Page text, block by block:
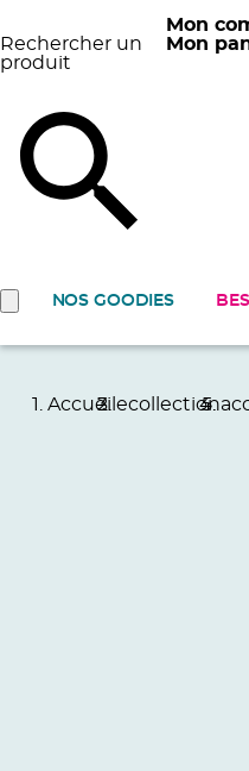
Rechercher un
produit
Mon
Mon
NOS GOODIES
Accueil ecollection